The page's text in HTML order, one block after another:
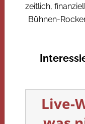
zeitlich,
Bühnen-
Live-